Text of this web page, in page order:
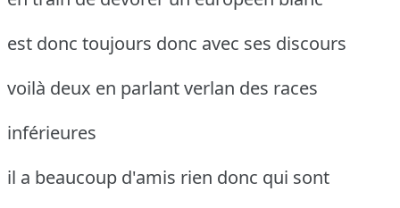
est donc toujours donc avec ses discours
voilà deux en parlant verlan des races
inférieures
il a beaucoup d'amis rien donc qui sont